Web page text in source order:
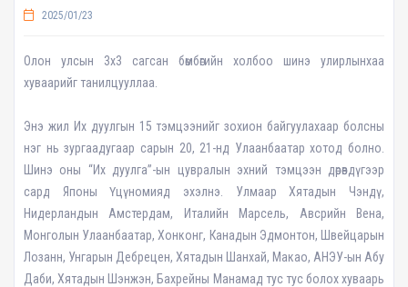
2025/01/23
Олон улсын 3х3 сагсан бөмбөгийн холбоо шинэ улирлынхаа
хуваарийг танилцууллаа.
Энэ жил Их дуулгын 15 тэмцээнийг зохион байгуулахаар болсны
нэг нь зургаадугаар сарын 20, 21-нд Улаанбаатар хотод болно.
Шинэ оны “Их дуулга”-ын цувралын эхний тэмцээн дөрөвдүгээр
сард Японы Үцүномияд эхэлнэ. Улмаар Хятадын Чэндү,
Нидерландын Амстердам, Италийн Марсель, Авсрийн Вена,
Монголын Улаанбаатар, Хонконг, Канадын Эдмонтон, Швейцарын
Лозанн, Унгарын Дебрецен, Хятадын Шанхай, Макао, АНЭУ-ын Абу
Даби, Хятадын Шэнжэн, Бахрейны Манамад тус тус болох хуваарь